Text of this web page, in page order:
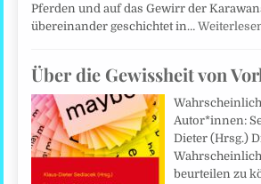
Pferden und auf das Gewirr der
übereinander geschichtet in…
Über die Gewissheit von
Autor*innen:
Dieter (Hrsg.)
beurteilen zu